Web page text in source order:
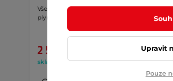
Všestranné fitness brusle, stavěné pro
plynulou a bezpečnou jízdu. Vyznačují …
2 599 Kč
skladem – 10.8. u Vás
-32%
Upravit
Pouze